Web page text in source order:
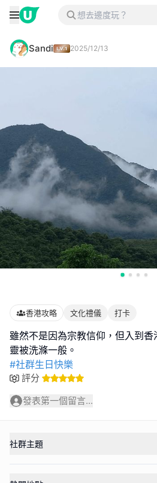
Sandi 2025/12/13
香港攻略 文化禮儀 打卡
雖然不是因為宗教信仰，但入到
#社群生日快樂
評分
發表第一個留言...
社群主題